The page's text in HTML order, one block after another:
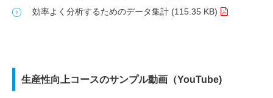
効率よく分析するためのデータ集計 (115.35 KB)
生産性向上コースのサンプル動画（YouTube)